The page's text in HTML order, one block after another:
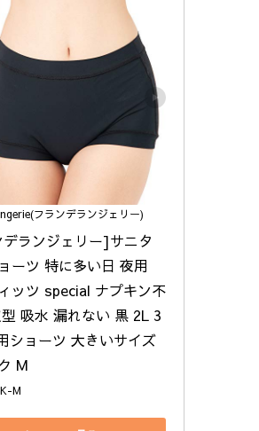
フランデランジェリー)
ランジェリー]サニタ
ーツ 特に多い日 夜用
ッツ special ナプキン不
吸水 漏れない 黒 2L 3
ショーツ 大きいサイズ
M
M